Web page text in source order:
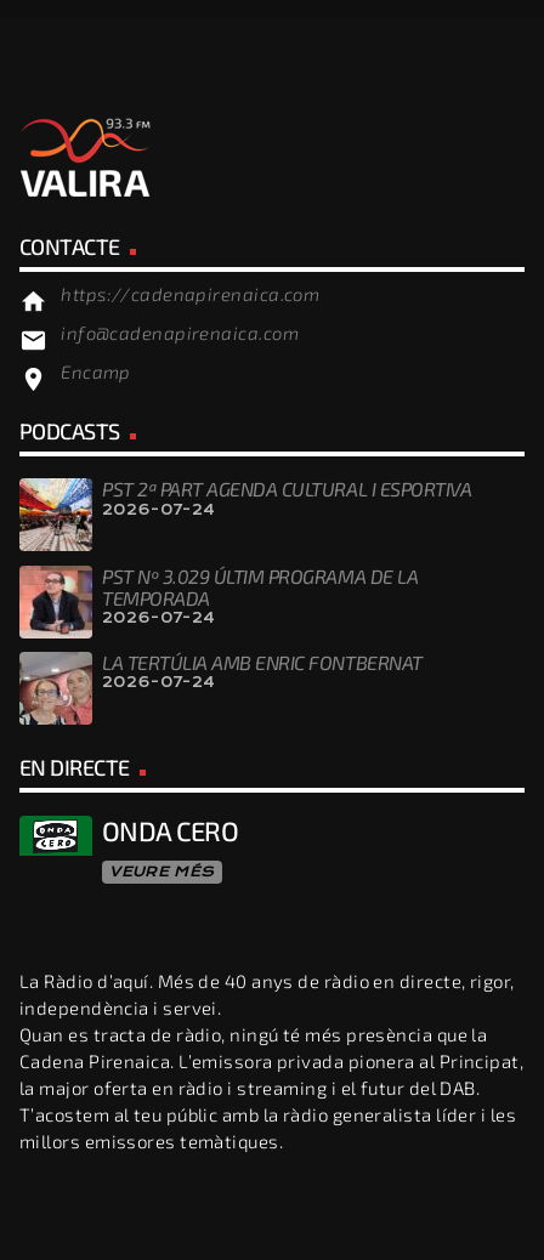
CONTACTE
home https://cadenapirenaica.com
email info@cadenapirenaica.com
location_on Encamp
PODCASTS
PST 2ª PART AGENDA CULTURAL I ESPORTIVA
2026-07-24
PST Nº 3.029 ÚLTIM PROGRAMA DE LA
TEMPORADA
2026-07-24
LA TERTÚLIA AMB ENRIC FONTBERNAT
2026-07-24
EN DIRECTE
ONDA CERO
VEURE MÉS
La Ràdio d’aquí. Més de 40 anys de ràdio en directe, rigor,
independència i servei.
Quan es tracta de ràdio, ningú té més presència que la
Cadena Pirenaica. L’emissora privada pionera al Principat,
la major oferta en ràdio i streaming i el futur del DAB.
T’acostem al teu públic amb la ràdio generalista líder i les
millors emissores temàtiques.